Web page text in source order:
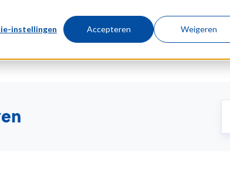
instellingen Accepteren Weigeren